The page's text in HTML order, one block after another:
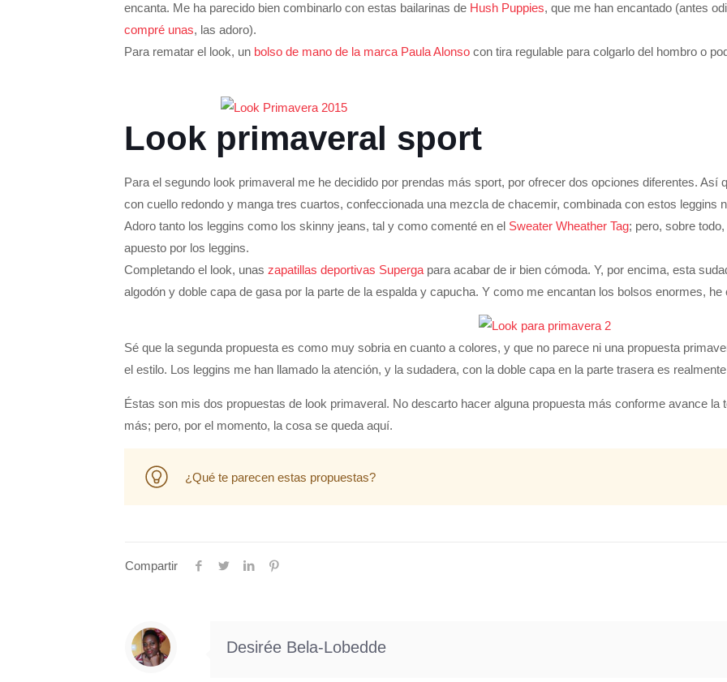
encanta. Me ha parecido bien combinarlo con estas bailarinas de Hush Puppies, que me han encantado (antes
compré unas, las adoro).
Para rematar el look, un bolso de mano de la marca Paula Alonsocon tira regulable para colgarlo del hombro o
Look primaveral sport
Para el segundo look primaveral me he decidido por prendas más sport, por ofrecer dos opciones diferentes. Así
con cuello redondo y manga tres cuartos, confeccionada una mezcla de chacemir, combinada con estos leggins
Adoro tanto los leggins como los skinny jeans, tal y como comenté en el Sweater Wheather Tag; pero, sobre
apuesto por los leggins.
Completando el look, unas zapatillas deportivas Supergapara acabar de ir bien cómoda. Y, por encima, esta
algodón y doble capa de gasa por la parte de la espalda y capucha. Y como me encantan los bolsos enormes,
Sé que la segunda propuesta es como muy sobria en cuanto a colores, y que no parece ni una propuesta
el estilo. Los leggins me han llamado la atención, y la sudadera, con la doble capa en la parte trasera es
Éstas son mis dos propuestas de look primaveral. No descarto hacer alguna propuesta más conforme avance la
más; pero, por el momento, la cosa se queda aquí.
¿Qué te parecen estas propuestas?
Compartir
Desirée Bela-Lobedde